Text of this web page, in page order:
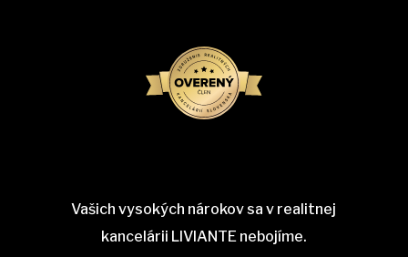
Vašich vysokých nárokov sa v realitnej
kancelárii LIVIANTE nebojíme.